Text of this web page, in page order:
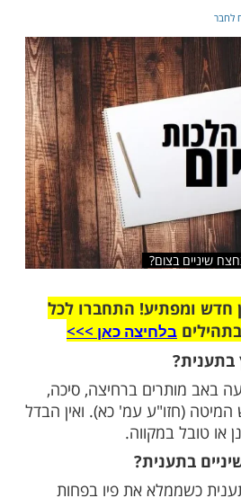
מותר לצחצח שיניים או
בצום?
התחברו לכל